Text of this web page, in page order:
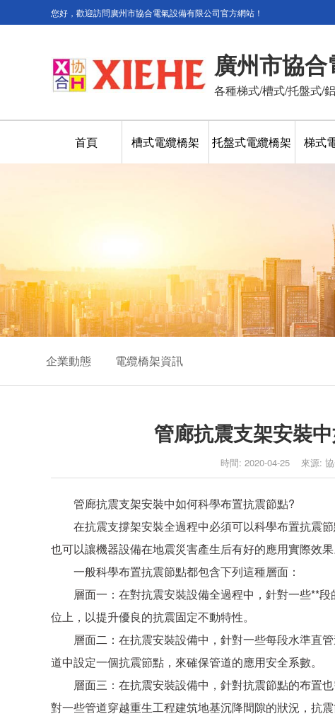
您好，歡迎訪問廣州市協合電氣設備有限公司官方網站！
廣州市協
各種梯式/槽式/托盤式/
首頁 槽式電纜橋架 托盤式電纜橋架 梯式
企業動態 電纜橋架資訊
管廊抗震支架安裝
時間: 2020-04-25 來源:
管廊抗震支架安裝中如何科學布置抗震節點?
在抗震支撐架安裝全過程中必須可以科學布置抗震節
也可以讓機器設備在地震災害產生后有好的應用實際效果
一般科學布置抗震節點都包含下列這種層面：
層面一：在對抗震安裝設備全過程中，針對一些**段
位上，以提升優良的抗震固定不動特性。
層面二：在抗震安裝設備中，針對一些每段水準直管
道中設定一個抗震節點，來確保管道的應用安全系數。
層面三：在抗震安裝設備中，針對抗震節點的布置也
對一些管道穿越重生工程建筑地基沉降間隙的狀況，抗